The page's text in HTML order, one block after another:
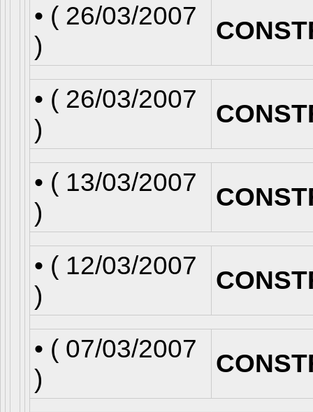
• ( 26/03/2007
)
• ( 26/03/2007
)
• ( 13/03/2007
)
• ( 12/03/2007
)
• ( 07/03/2007
)